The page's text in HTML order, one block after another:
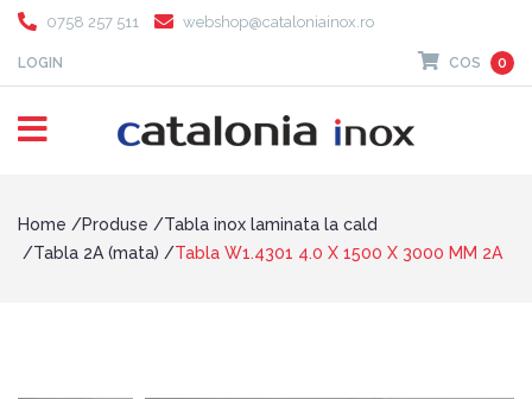
0758 257 511 webshop@cataloniainox.ro
LOGIN COS 0
Home Produse
Tabla inox laminata la cald
Tabla 2A (mata)
Tabla W1.4301 4.0 X 1500 X 3000 MM 2A